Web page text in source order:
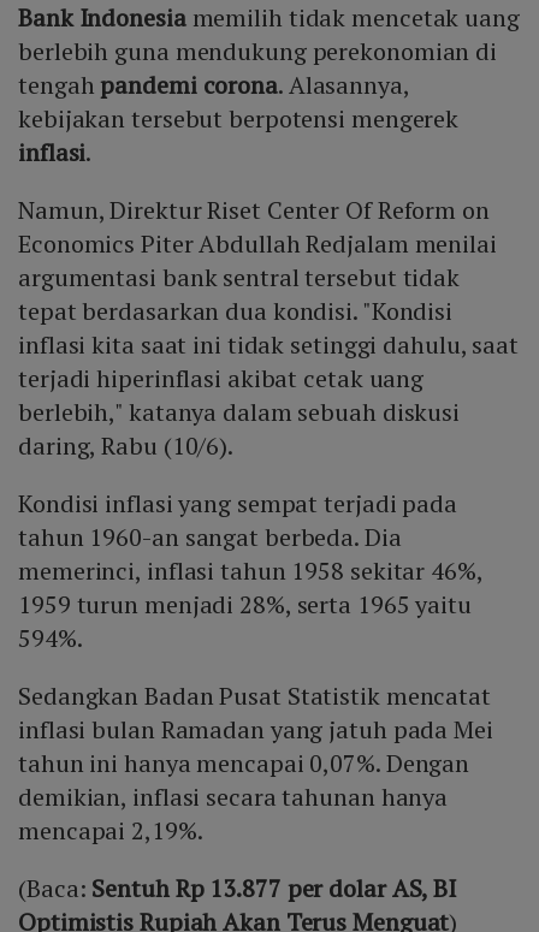
Bank Indonesiamemilih tidak mencetak uang
berlebih guna mendukung perekonomian di
tengahpandemi corona. Alasannya,
kebijakan tersebut berpotensi mengerek
inflasi.
Namun, Direktur Riset Center Of Reform on
Economics Piter Abdullah Redjalam menilai
argumentasi bank sentral tersebut tidak
tepat berdasarkan dua kondisi. "Kondisi
inflasi kita saat ini tidak setinggi dahulu, saat
terjadi hiperinflasi akibat cetak uang
berlebih," katanya dalam sebuah diskusi
daring, Rabu (10/6).
Kondisi inflasi yang sempat terjadi pada
tahun 1960-an sangat berbeda. Dia
memerinci, inflasi tahun 1958 sekitar 46%,
1959 turun menjadi 28%, serta 1965 yaitu
594%.
Sedangkan Badan Pusat Statistik mencatat
inflasi bulan Ramadan yang jatuh pada Mei
tahun ini hanya mencapai 0,07%. Dengan
demikian, inflasi secara tahunan hanya
mencapai 2,19%.
(Baca: Sentuh Rp 13.877 per dolar AS, BI
Optimistis Rupiah Akan Terus Menguat)